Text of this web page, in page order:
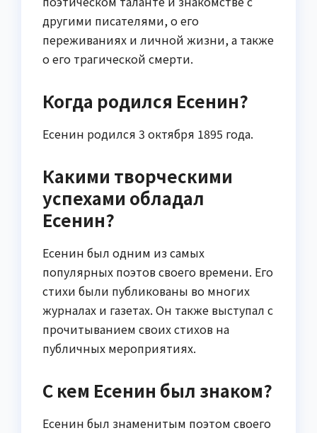
другими писателями, о его
переживаниях и личной жизни, а также
о его трагической смерти.
Когда родился Есенин?
Есенин родился 3 октября 1895 года.
Какими творческими
успехами обладал
Есенин?
Есенин был одним из самых
популярных поэтов своего времени. Его
стихи были публикованы во многих
журналах и газетах. Он также выступал с
прочитыванием своих стихов на
публичных мероприятиях.
С кем Есенин был знаком?
Есенин был знаменитым поэтом своего